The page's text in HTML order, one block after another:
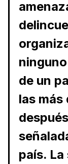
de un
las
país.